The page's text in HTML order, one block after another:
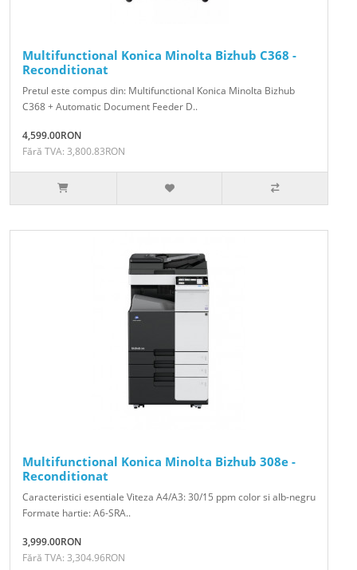
Multifunctional Konica Minolta Bizhub C368 -
Reconditionat
Pretul este compus din: Multifunctional Konica Minolta Bizhub
C368 + Automatic Document Feeder D..
4,599.00RON
Fără TVA: 3,800.83RON
Multifunctional Konica Minolta Bizhub 308e -
Reconditionat
Caracteristici esentiale Viteza A4/A3: 30/15 ppm color si alb-negru
Formate hartie: A6-SRA..
3,999.00RON
Fără TVA: 3,304.96RON